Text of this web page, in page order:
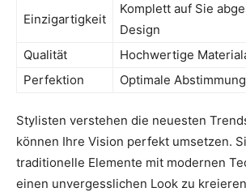
Einzigartigkeit
Komplett auf Sie
Design
Qualität
Hochwertige
Perfektion
Optimale
Stylisten verstehen die neuesten
können Ihre Vision perfekt umsetzen.
traditionelle Elemente mit modernen
einen unvergesslichen Look zu